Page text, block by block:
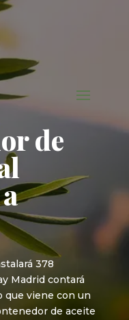
de
378
Madrid contará
que viene con un
de aceite